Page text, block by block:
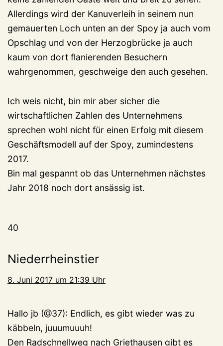
Allerdings wird der Kanuverleih in seinem nun
gemauerten Loch unten an der Spoy ja auch vom
Opschlag und von der Herzogbrücke ja auch
kaum von dort flanierenden Besuchern
wahrgenommen, geschweige den auch gesehen.
Ich weis nicht, bin mir aber sicher die
wirtschaftlichen Zahlen des Unternehmens
sprechen wohl nicht für einen Erfolg mit diesem
Geschäftsmodell auf der Spoy, zumindestens
2017.
Bin mal gespannt ob das Unternehmen nächstes
Jahr 2018 noch dort ansässig ist.
40
Niederrheinstier
8. Juni 2017 um 21:39 Uhr
Hallo jb (@37): Endlich, es gibt wieder was zu
käbbeln, juuumuuuh!
Den Radschnellweg nach Griethausen gibt es